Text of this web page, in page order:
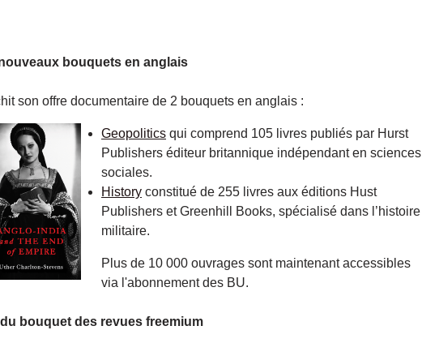
bouquets en anglais
son offre documentaire de 2 bouquets en anglais :
Geopolitics qui comprend 105 livres publiés par Hurst
Publishers éditeur britannique indépendant en sciences
sociales.
History constitué de 255 livres aux éditions Hust
Publishers et Greenhill Books, spécialisé dans l’histoire
militaire.
Plus de 10 000 ouvrages sont maintenant accessibles
via l'abonnement des BU.
bouquet des revues freemium